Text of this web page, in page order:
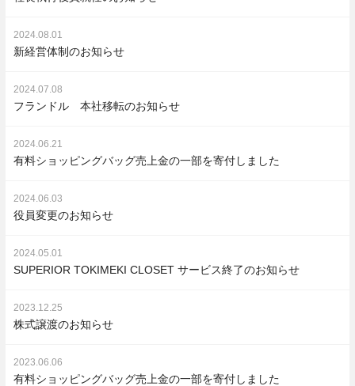
2024.08.01
新経営体制のお知らせ
2024.07.08
フランドル 本社移転のお知らせ
2024.06.21
有料ショッピングバッグ売上金の一部を寄付しました
2024.06.03
役員変更のお知らせ
2024.05.01
SUPERIOR TOKIMEKI CLOSET サービス終了のお知らせ
2023.12.25
株式譲渡のお知らせ
2023.06.06
有料ショッピングバッグ売上金の一部を寄付しました